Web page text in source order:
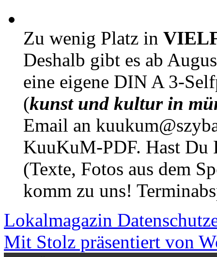
Zu wenig Platz in
Deshalb gibt es ab
eine eigene DIN A 3-
(kunst und kultur in
Email an
KuuKuM-PDF. Hast Du
(Texte, Fotos aus dem
komm zu uns!
Lokalmagazin
Mit Stolz präsentiert von